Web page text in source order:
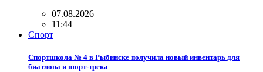
07.08.2026
11:44
Спорт
Спортшкола № 4 в Рыбинске получила новый инвентарь для
биатлона и шорт-трека